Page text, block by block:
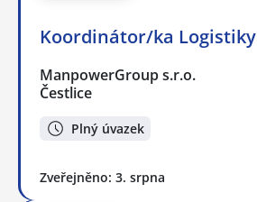
Koordinátor/ka Logistiky
ManpowerGroup s.r.o.
Čestlice
Plný úvazek
Zveřejněno: 3. srpna